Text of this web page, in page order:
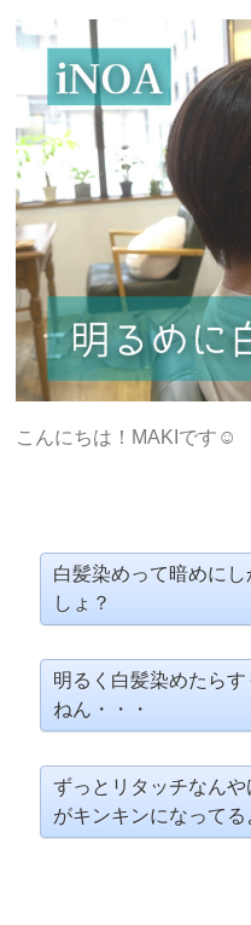
こんにちは！MAKIです☺︎
白髪染めって暗めに
しょ？
明るく白髪染めたら
ねん・・・
ずっとリタッチなん
がキンキンになってる